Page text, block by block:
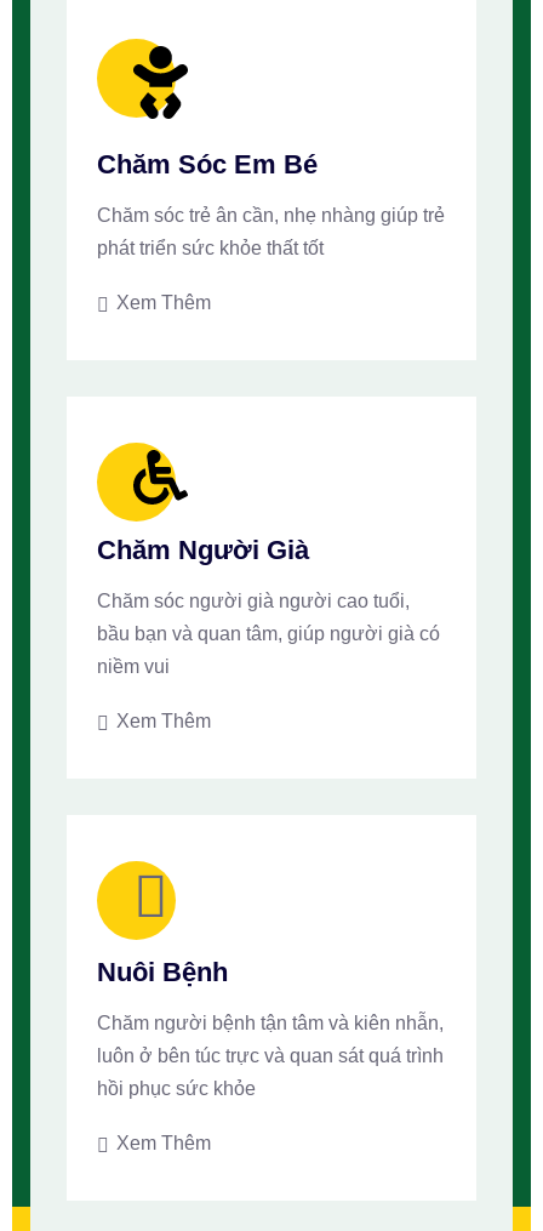
Chăm Sóc Em Bé
Chăm sóc trẻ ân cần, nhẹ nhàng giúp trẻ
phát triển sức khỏe thất tốt
Xem Thêm
Chăm Người Già
Chăm sóc người già người cao tuổi,
bầu bạn và quan tâm, giúp người già có
niềm vui
Xem Thêm
Nuôi Bệnh
Chăm người bệnh tận tâm và kiên nhẫn,
luôn ở bên túc trực và quan sát quá trình
hồi phục sức khỏe
Xem Thêm